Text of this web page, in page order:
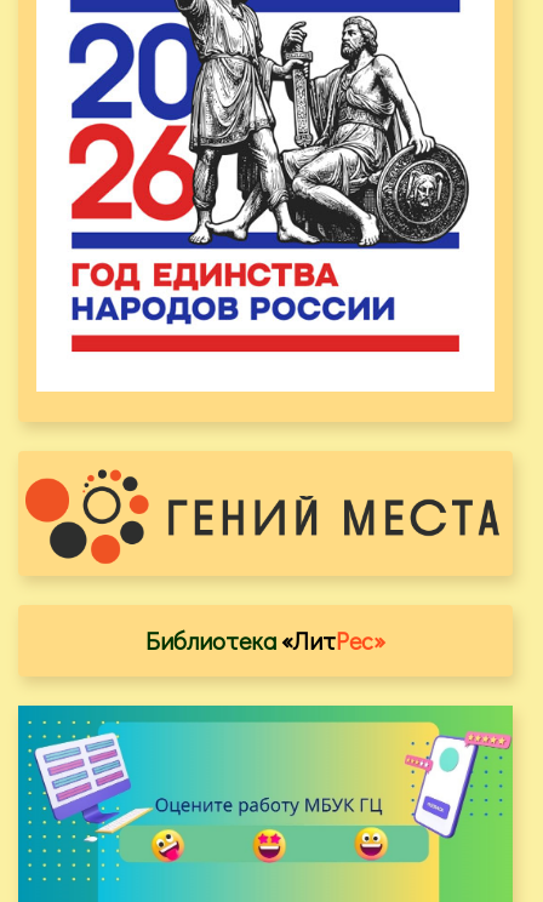
Библиотека«ЛитРес»